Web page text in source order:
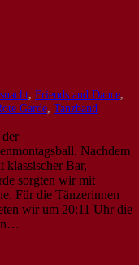
, Friends and Dance,
Garde, Tanzband
Nachdem
klassischer Bar,
sorgten wir mit
Für die Tänzerinnen
wir um 20:11 Uhr die